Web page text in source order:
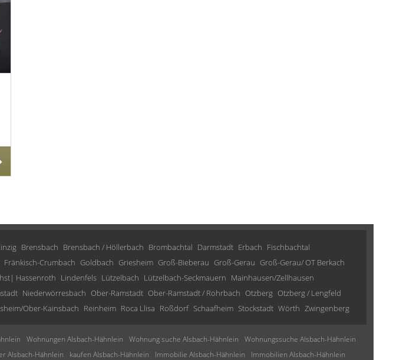
Brensbach Brensbach / Höllerbach Brombachtal Darmstadt Erbach Fischbachtal
Fränkisch-Crumbach Goldbach Griesheim Groß-Bieberau Groß-Gerau Groß-Gerau/ OT Berkach
Hassenroth Lindenfels Lützelbach Lützelbach-Seckmauern Mainhausen/Zellhausen
Niederwörresbach Ober-Ramstadt Ober-Ramstadt / Rohrbach Otzberg Otzberg / Lengfeld
Ober-Kainsbach Reinheim Roca Llisa Roßdorf Schaafheim Stockstadt Wörth Zwingenberg
Wohnungen Alsbach-Hähnlein Wohnung suche Alsbach-Hähnlein
Wohnungssuche Alsbach-Hähnlein
Alsbach-Hähnlein kaufen Alsbach-Hähnlein Immobilie Alsbach-Hähnlein
Immobilien Alsbach-Hähnlein